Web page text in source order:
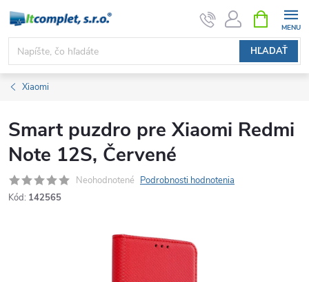
Prejsť
obsah
HĽADAŤ
KOŠÍK
Xiaomi
Smart puzdro pre Xiaomi Redmi
Note 12S, Červené
Neohodnotené Podrobnosti hodnotenia
Kód: 142565